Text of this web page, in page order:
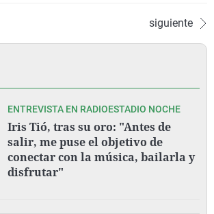
siguiente
ENTREVISTA EN RADIOESTADIO NOCHE
Iris Tió, tras su oro: "Antes de
salir, me puse el objetivo de
conectar con la música, bailarla y
disfrutar"